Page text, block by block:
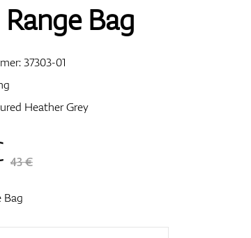
Bag
37303-01
Heather Grey
43 €
Bag